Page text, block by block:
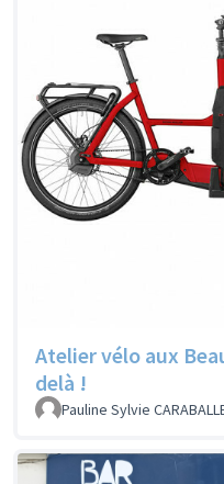
Atelier vélo aux
delà !
Pauline Sylvie